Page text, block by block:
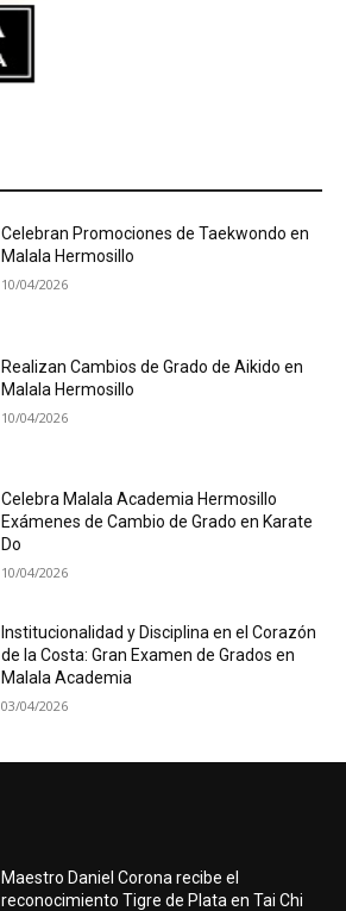
Celebran Promociones de Taekwondo en
Malala Hermosillo
10/04/2026
Realizan Cambios de Grado de Aikido en
Malala Hermosillo
10/04/2026
Celebra Malala Academia Hermosillo
Exámenes de Cambio de Grado en Karate
Do
10/04/2026
Institucionalidad y Disciplina en el Corazón
de la Costa: Gran Examen de Grados en
Malala Academia
03/04/2026
Maestro Daniel Corona recibe el
reconocimiento Tigre de Plata en Tai Chi